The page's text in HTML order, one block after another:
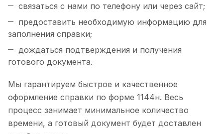
связаться с нами по телефону или через сайт;
предоставить необходимую информацию для
заполнения справки;
дождаться подтверждения и получения
готового документа.
Мы гарантируем быстрое и качественное
оформление справки по форме 1144н. Весь
процесс занимает минимальное количество
времени, а готовый документ будет доставлен